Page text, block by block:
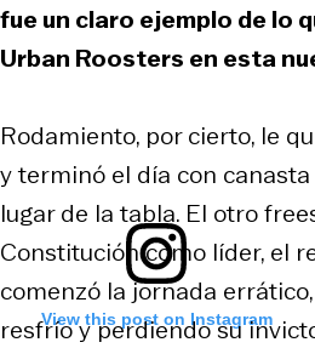
View this post on Instagram
fue un claro ejemplo de lo
Urban Roosters en esta
Rodamiento, por cierto, le
y terminó el día con
lugar de la tabla. El otro
Constitución como líder, el
comenzó la jornada
resfrío y perdiendo su